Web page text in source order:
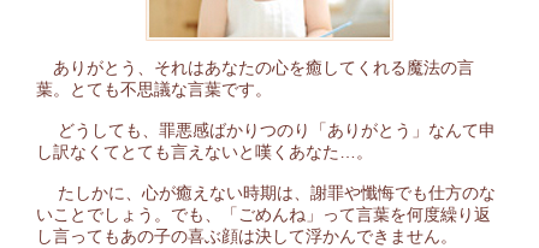
ありがとう、それはあなたの心を癒してくれる魔法の言
葉。とても不思議な言葉です。
どうしても、罪悪感ばかりつのり「ありがとう」なんて申
し訳なくてとても言えないと嘆くあなた…。
たしかに、心が癒えない時期は、謝罪や懺悔でも仕方のな
いことでしょう。でも、「ごめんね」って言葉を何度繰り返
し言ってもあの子の喜ぶ顔は決して浮かんできません。